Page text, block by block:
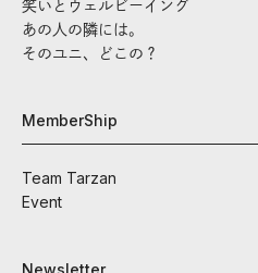
笑いとウェルビーイング
あの人の隣には。
そのユニ、どこの？
MemberShip
Team Tarzan
Event